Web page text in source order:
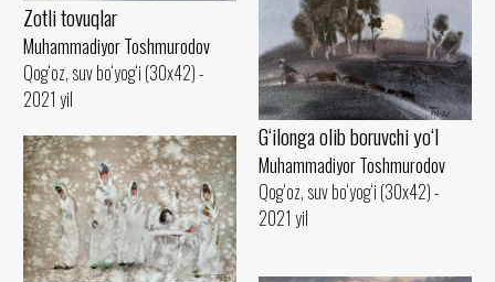
Zotli tovuqlar
Muhammadiyor Toshmurodov
Qog‘oz, suv bo‘yog‘i (30x42) -
2021 yil
G‘ilonga olib boruvchi yo‘l
Muhammadiyor Toshmurodov
Qog‘oz, suv bo‘yog‘i (30x42) -
2021 yil